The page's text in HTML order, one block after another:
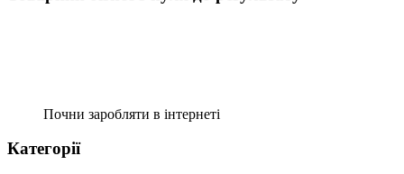
Почни заробляти в інтернеті
Категорії